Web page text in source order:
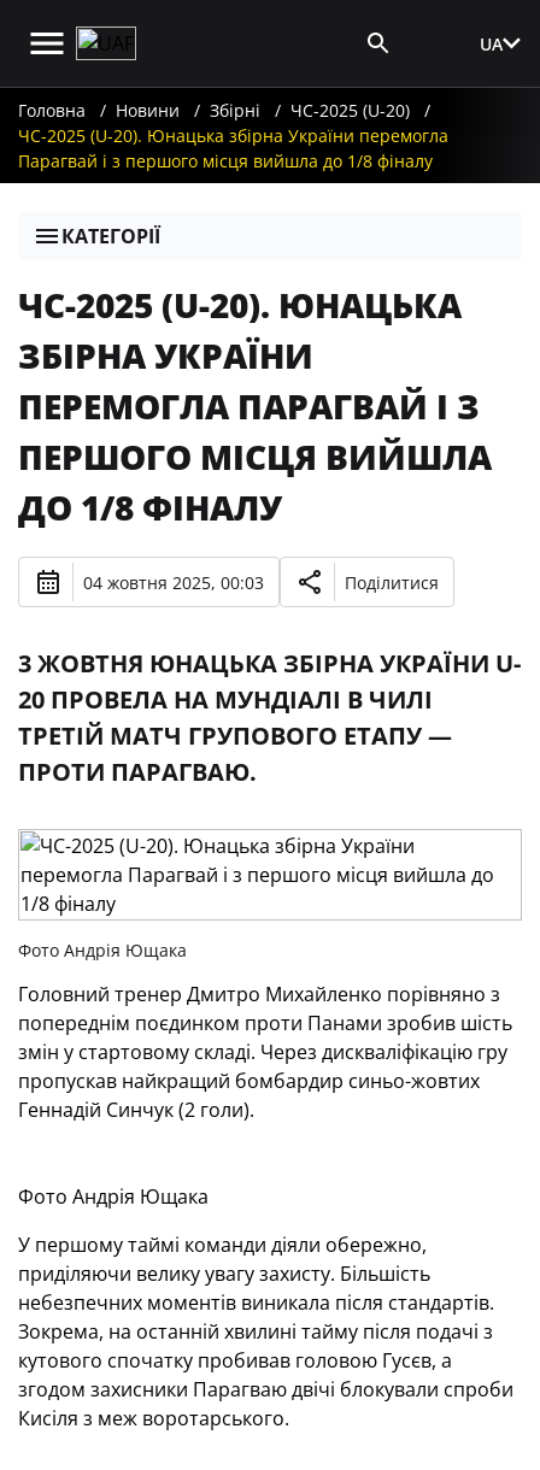
UA
Головна Новини Збірні
ЧС-2025 (U-20)
ЧС-2025 (U-20). Юнацька збірна України перемогла
Парагвай і з першого місця вийшла до 1/8 фіналу
КАТЕГОРІЇ
ЧС-2025 (U-20). ЮНАЦЬКА
ЗБІРНА УКРАЇНИ
ПЕРЕМОГЛА ПАРАГВАЙ І З
ПЕРШОГО МІСЦЯ ВИЙШЛА
ДО 1/8 ФІНАЛУ
04 жовтня 2025, 00:03 Поділитися
3 ЖОВТНЯ ЮНАЦЬКА ЗБІРНА УКРАЇНИ U-
20 ПРОВЕЛА НА МУНДІАЛІ В ЧИЛІ
ТРЕТІЙ МАТЧ ГРУПОВОГО ЕТАПУ —
ПРОТИ ПАРАГВАЮ.
Фото Андрія Ющака
Головний тренер Дмитро Михайленко порівняно з
попереднім поєдинком проти Панами зробив шість
змін у стартовому складі. Через дискваліфікацію гру
пропускав найкращий бомбардир синьо-жовтих
Геннадій Синчук (2 голи).
Фото Андрія Ющака
У першому таймі команди діяли обережно,
приділяючи велику увагу захисту. Більшість
небезпечних моментів виникала після стандартів.
Зокрема, на останній хвилині тайму після подачі з
кутового спочатку пробивав головою Гусєв, а
згодом захисники Парагваю двічі блокували спроби
Кисіля з меж воротарського.